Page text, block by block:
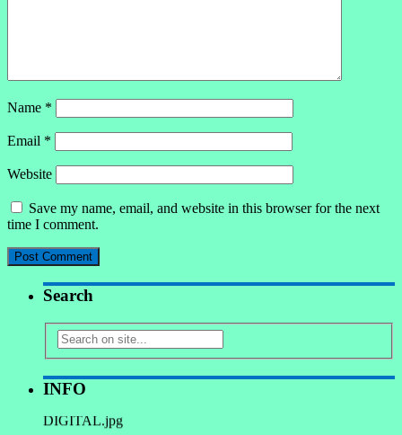
Name *
Email *
Website
Save my name, email, and website in this browser for the next
time I comment.
Search
INFO